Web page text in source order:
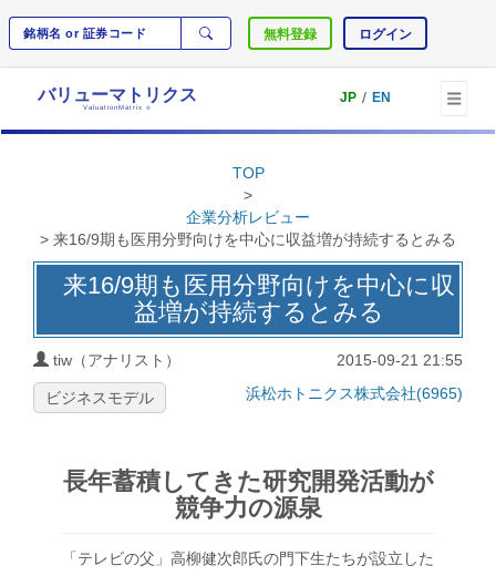
無料登録 ログイン
バリューマトリクス
ValuationMatrix ®
JP / EN
TOP
>
企業分析レビュー
> 来16/9期も医用分野向けを中心に収益増が持続するとみる
来16/9期も医用分野向けを中心に収
益増が持続するとみる
tiw（アナリスト） 2015-09-21 21:55
ビジネスモデル 浜松ホトニクス株式会社(6965)
長年蓄積してきた研究開発活動が
競争力の源泉
「テレビの父」高柳健次郎氏の門下生たちが設立した